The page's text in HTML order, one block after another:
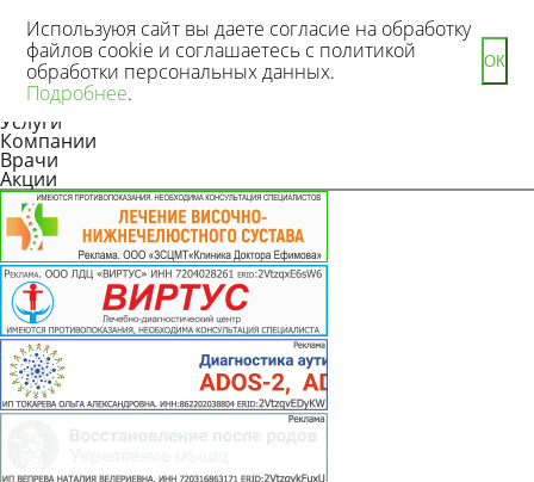
Новости
Статьи
Услуги
Компании
Врачи
Акции
Используюя сайт вы даете согласие на обработку
файлов cookie и соглашаетесь с политикой
обработки персональных данных.
Подробнее.
ОК